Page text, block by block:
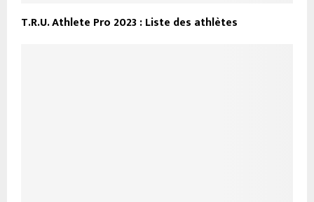
T.R.U. Athlete Pro 2023 : Liste des athlètes